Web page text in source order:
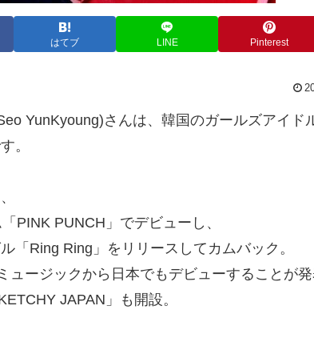
はてブ LINE Pinterest
YunKyoung)さんは、韓国のガールズアイド
。
PINK PUNCH」でデビューし、
「Ring Ring」をリリースしてカムバック。
ュージックから日本でもデビューすることが発
JAPAN」も開設。